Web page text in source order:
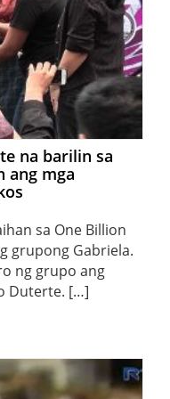
na barilin sa
ang mga
sa One Billion
grupong Gabriela.
ng grupo ang
Duterte. […]